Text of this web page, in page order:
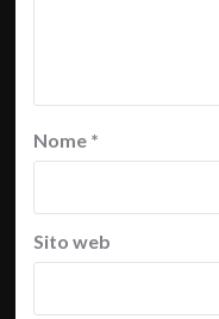
Nome *
Sito web